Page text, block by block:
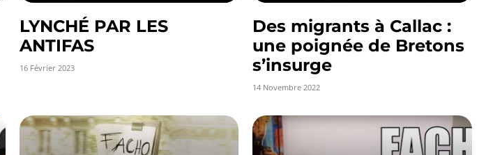
LYNCHÉ PAR LES
ANTIFAS
16 Février 2023
Des migrants à Callac :
une poignée de Bretons
s’insurge
14 Novembre 2022